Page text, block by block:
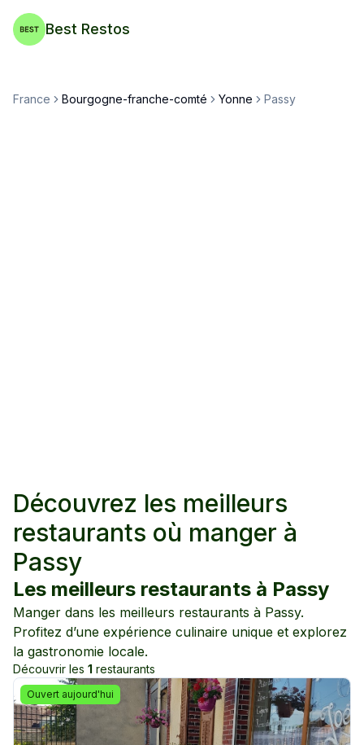
Best Restos
France Bourgogne-franche-comté Yonne Passy
Découvrez les meilleurs
restaurants où manger à
Passy
Les meilleurs restaurants à Passy
Manger dans les meilleurs restaurants à Passy.
Profitez d’une expérience culinaire unique et explorez
la gastronomie locale.
Découvrir les 1 restaurants
Ouvert aujourd'hui